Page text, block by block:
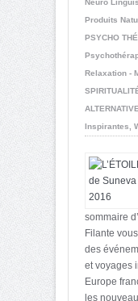
Neuro
Produits
PSYCHO
Relaxation -
Inspirantes
sommaire
Filante
des
et voyages
Europe
les